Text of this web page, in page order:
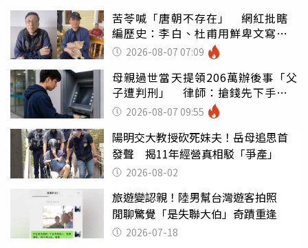
苦苓喊「唐朝不存在」 網紅批瞎
編歷史：李白、杜甫用鮮卑文寫
詩？2026-08-07 07:09
母親過世當天提領206萬辦後事「父
子遭判刑」 律師：搶錢先下手是
罪 2026-08-07 09:55
陽明交大教授砍死妹夫！岳母追思首
發聲 揭11年經營真相駁「爭產」
2026-08-02
旅遊變認親！陸男幫台灣遊客拍照
閒聊驚覺「是失聯大伯」奇蹟重逢
2026-07-18